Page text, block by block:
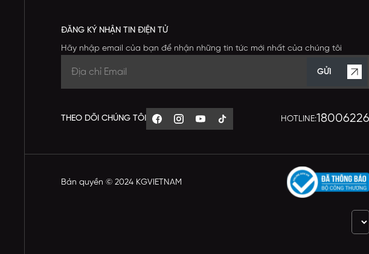
ĐĂNG KÝ NHẬN TIN ĐIỆN TỬ
Hãy nhập email của bạn để nhận những tin tức mới nhất của chúng tôi
GỬI
THEO DÕI CHÚNG TÔI HOTLINE:18006226
Bản quyền © 2024 KGVIETNAM